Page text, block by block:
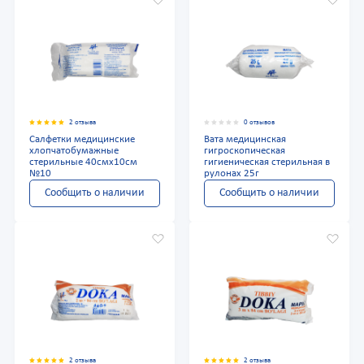
2 отзыва
Салфетки медицинские
хлопчатобумажные
стерильные 40смх10см
№10
Сообщить о наличии
0 отзывов
Вата медицинская
гигроскопическая
гигиеническая стерильная в
рулонах 25г
Сообщить о наличии
2 отзыва 2 отзыва